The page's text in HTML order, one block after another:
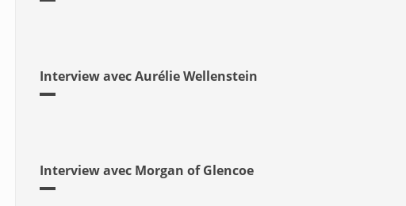
Interview avec Aurélie Wellenstein
Interview avec Morgan of Glencoe